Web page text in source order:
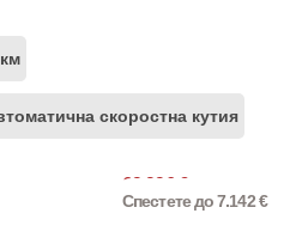
скоростна кутия
69.996 €
Спестете до 7.142 €